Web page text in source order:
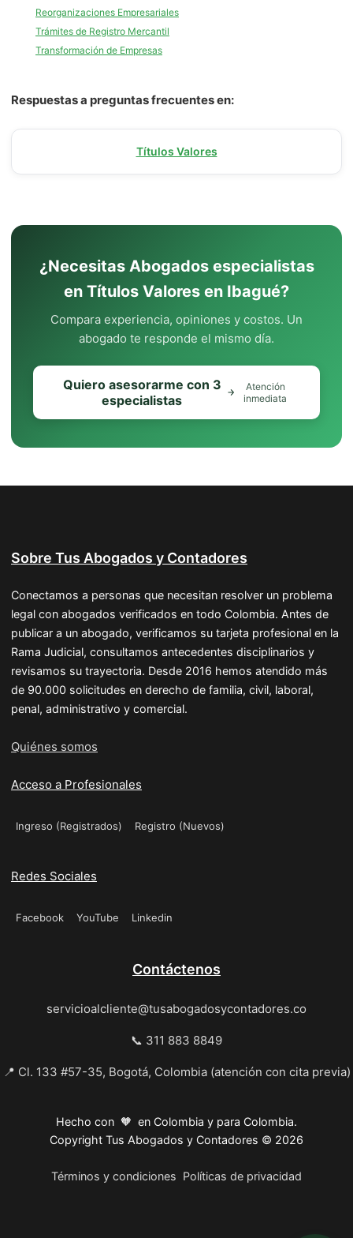
Reorganizaciones Empresariales
Trámites de Registro Mercantil
Transformación de Empresas
Respuestas a preguntas frecuentes en:
Títulos Valores
¿Necesitas Abogados especialistas
en Títulos Valores en Ibagué?
Compara experiencia, opiniones y costos. Un
abogado te responde el mismo día.
Quiero asesorarme con 3
especialistas
Atención
inmediata
Sobre Tus Abogados y Contadores
Conectamos a personas que necesitan resolver un problema
legal con abogados verificados en todo Colombia. Antes de
publicar a un abogado, verificamos su tarjeta profesional en la
Rama Judicial, consultamos antecedentes disciplinarios y
revisamos su trayectoria. Desde 2016 hemos atendido más
de 90.000 solicitudes en derecho de familia, civil, laboral,
penal, administrativo y comercial.
Quiénes somos
Acceso a Profesionales
Ingreso (Registrados) Registro (Nuevos)
Redes Sociales
Facebook YouTube Linkedin
Contáctenos
servicioalcliente@tusabogadosycontadores.co
📞 311 883 8849
📍 Cl. 133 #57-35, Bogotá, Colombia (atención con cita previa)
Hecho con 🧡 en Colombia y para Colombia.
Copyright Tus Abogados y Contadores © 2026
Términos y condiciones Políticas de privacidad